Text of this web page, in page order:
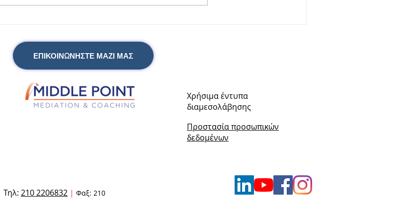
Τα αδιέξοδα της νιότης
ΕΠΙΚΟΙΝΩΝΗΣΤΕ ΜΑΖΙ ΜΑΣ
Τηλ: 210 2206832 | Φαξ: 210
Χρήσιμα έντυπα
διαμεσολάβησης
Προστασία προσωπικών
δεδομένων